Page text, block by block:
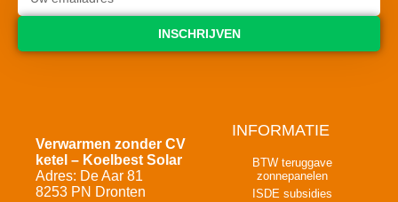
INSCHRIJVEN
Verwarmen zonder CV
ketel – Koelbest Solar
Adres: De Aar 81
8253 PN Dronten
INFORMATIE
BTW teruggave
zonnepanelen
ISDE subsidies